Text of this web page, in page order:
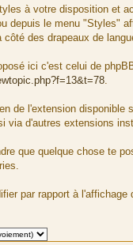
à votre disposition et
depuis le menu "Styles"
des drapeaux de
ici c'est celui de
.
de l'extension disponible
via d'autres extensions
que quelque chose te
par rapport à l'affichage